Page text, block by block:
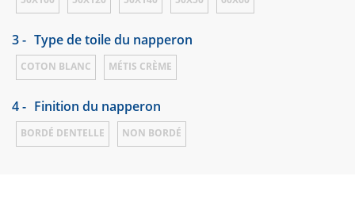
3 - Type de toile du napperon
COTON BLANC MÉTIS CRÈME
4 - Finition du napperon
BORDÉ DENTELLE NON BORDÉ